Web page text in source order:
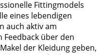
Fittingmodels
eines lebendigen
auch aktiv am
Feedback über den
der Kleidung geben,